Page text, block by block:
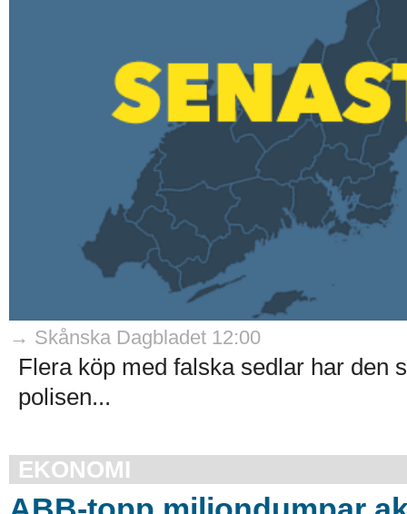
→ Skånska Dagbladet 12:00
Flera köp med falska sedlar har den
polisen...
EKONOMI